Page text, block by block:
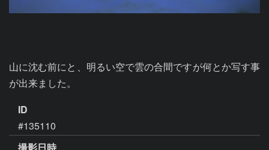
山に沈む前にと、明るい空で雲の合間ですが何とか写す事
が出来ました。
ID
#135110
撮影日時